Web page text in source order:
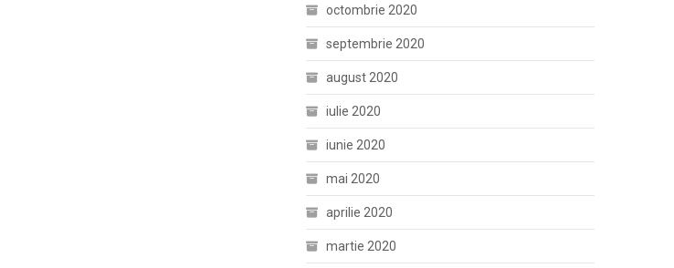
octombrie 2020
septembrie 2020
august 2020
iulie 2020
iunie 2020
mai 2020
aprilie 2020
martie 2020